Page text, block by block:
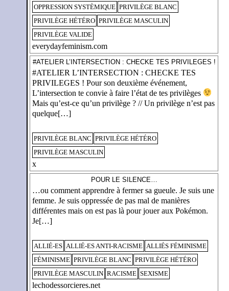
OPPRESSION SYSTÈMIQUE PRIVILÈGE BLANC
PRIVILÈGE HÉTÉRO PRIVILÈGE MASCULIN
PRIVILÈGE VALIDE
everydayfeminism.com
#ATELIER L’INTERSECTION : CHECKE TES PRIVILEGES !
#ATELIER L’INTERSECTION : CHECKE TES
PRIVILEGES ! Pour son deuxième événement,
L’intersection te convie à faire l’état de tes privilèges
Mais qu’est-ce qu’un privilège ? // Un privilège n’est pas
quelque[…]
PRIVILÈGE BLANC PRIVILÈGE HÉTÉRO
PRIVILÈGE MASCULIN
x
POUR LE SILENCE…
…ou comment apprendre à fermer sa gueule. Je suis une
femme. Je suis oppressée de pas mal de manières
différentes mais on est pas là pour jouer aux Pokémon.
Je[…]
ALLIÉ-ES ALLIÉ-ES ANTI-RACISME ALLIÉS FÉMINISME
FÉMINISME PRIVILÈGE BLANC PRIVILÈGE HÉTÉRO
PRIVILÈGE MASCULIN RACISME SEXISME
lechodessorcieres.net